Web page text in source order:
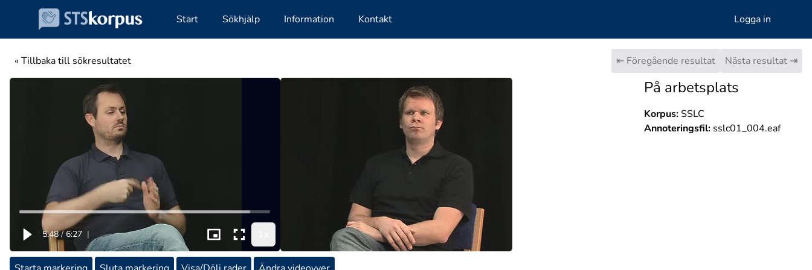
Start Sökhjälp Information Kontakt Logga in
« Tillbaka till sökresultatet ⇤ Föregående resultat Nästa resultat ⇥
5:48 / 6:27 |
På arbetsplats
Korpus:SSLC
Annoteringsfil:sslc01_004.eaf